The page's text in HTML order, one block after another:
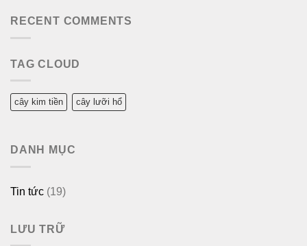
RECENT COMMENTS
TAG CLOUD
cây kim tiền cây lưỡi hổ
DANH MỤC
Tin tức (19)
LƯU TRỮ